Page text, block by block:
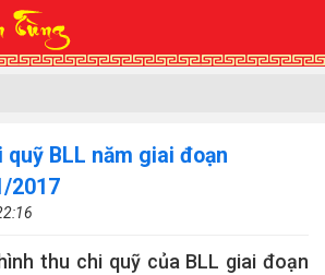
quỹ BLL năm giai đoạn
2017
thu chi quỹ của BLL giai đoạn